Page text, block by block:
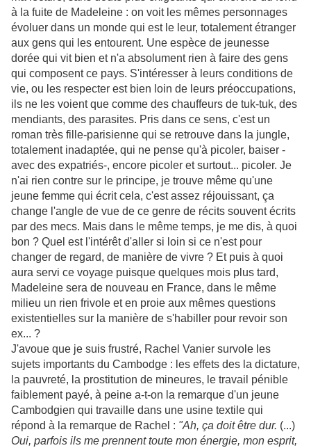
à la fuite de Madeleine : on voit les mêmes personnages
évoluer dans un monde qui est le leur, totalement étranger
aux gens qui les entourent. Une espèce de jeunesse
dorée qui vit bien et n'a absolument rien à faire des gens
qui composent ce pays. S'intéresser à leurs conditions de
vie, ou les respecter est bien loin de leurs préoccupations,
ils ne les voient que comme des chauffeurs de tuk-tuk, des
mendiants, des parasites. Pris dans ce sens, c'est un
roman très fille-parisienne qui se retrouve dans la jungle,
totalement inadaptée, qui ne pense qu'à picoler, baiser -
avec des expatriés-, encore picoler et surtout... picoler. Je
n'ai rien contre sur le principe, je trouve même qu'une
jeune femme qui écrit cela, c'est assez réjouissant, ça
change l'angle de vue de ce genre de récits souvent écrits
par des mecs. Mais dans le même temps, je me dis, à quoi
bon ? Quel est l'intérêt d'aller si loin si ce n'est pour
changer de regard, de manière de vivre ? Et puis à quoi
aura servi ce voyage puisque quelques mois plus tard,
Madeleine sera de nouveau en France, dans le même
milieu un rien frivole et en proie aux mêmes questions
existentielles sur la manière de s'habiller pour revoir son
ex... ?
J'avoue que je suis frustré, Rachel Vanier survole les
sujets importants du Cambodge : les effets des la dictature,
la pauvreté, la prostitution de mineures, le travail pénible
faiblement payé, à peine a-t-on la remarque d'un jeune
Cambodgien qui travaille dans une usine textile qui
répond à la remarque de Rachel : "Ah, ça doit être dur. (...)
Oui, parfois ils me prennent toute mon énergie, mon esprit,